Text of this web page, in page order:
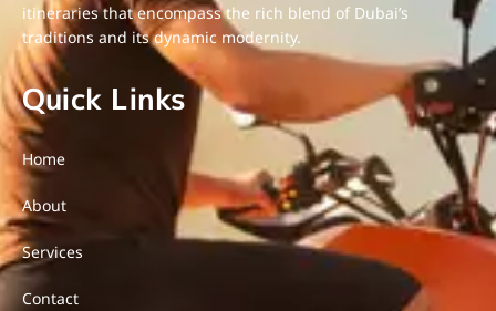
itineraries that encompass the rich blend of Dubai’s
traditions and its dynamic modernity.
Quick Links
Home
About
Services
Contact